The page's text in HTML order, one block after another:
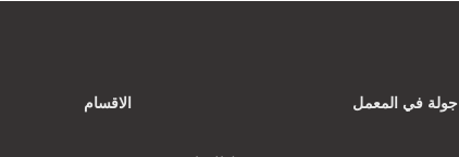
الاقسام جولة في المعمل